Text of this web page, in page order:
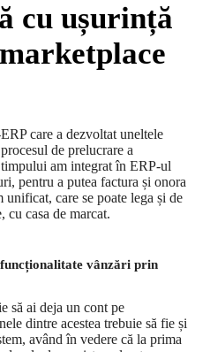
cu ușurință
care a dezvoltat uneltele
de prelucrare a
am integrat în ERP-ul
pentru a putea factura și onora
care se poate lega și de
cu casa de marcat.
vânzări prin
să ai deja un cont pe
dintre acestea trebuie să fie și
având în vedere că la prima